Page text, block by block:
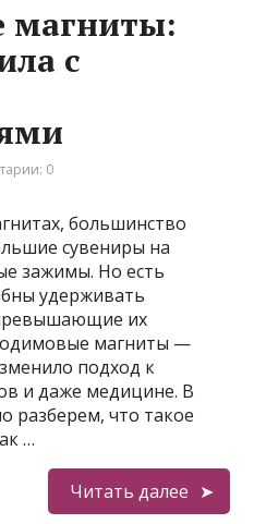
магниты:
с
0
большинство
сувениры на
зажимы. Но есть
удерживать
их
магниты —
подход к
и даже медицине. В
разберем, что такое
…
Читать далее